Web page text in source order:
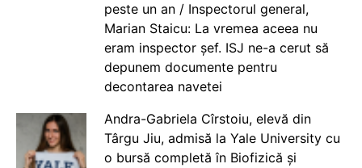
peste un an / Inspectorul general,
Marian Staicu: La vremea aceea nu
eram inspector șef. ISJ ne-a cerut să
depunem documente pentru
decontarea navetei
Andra-Gabriela Cîrstoiu, elevă din
Târgu Jiu, admisă la Yale University cu
o bursă completă în Biofizică și